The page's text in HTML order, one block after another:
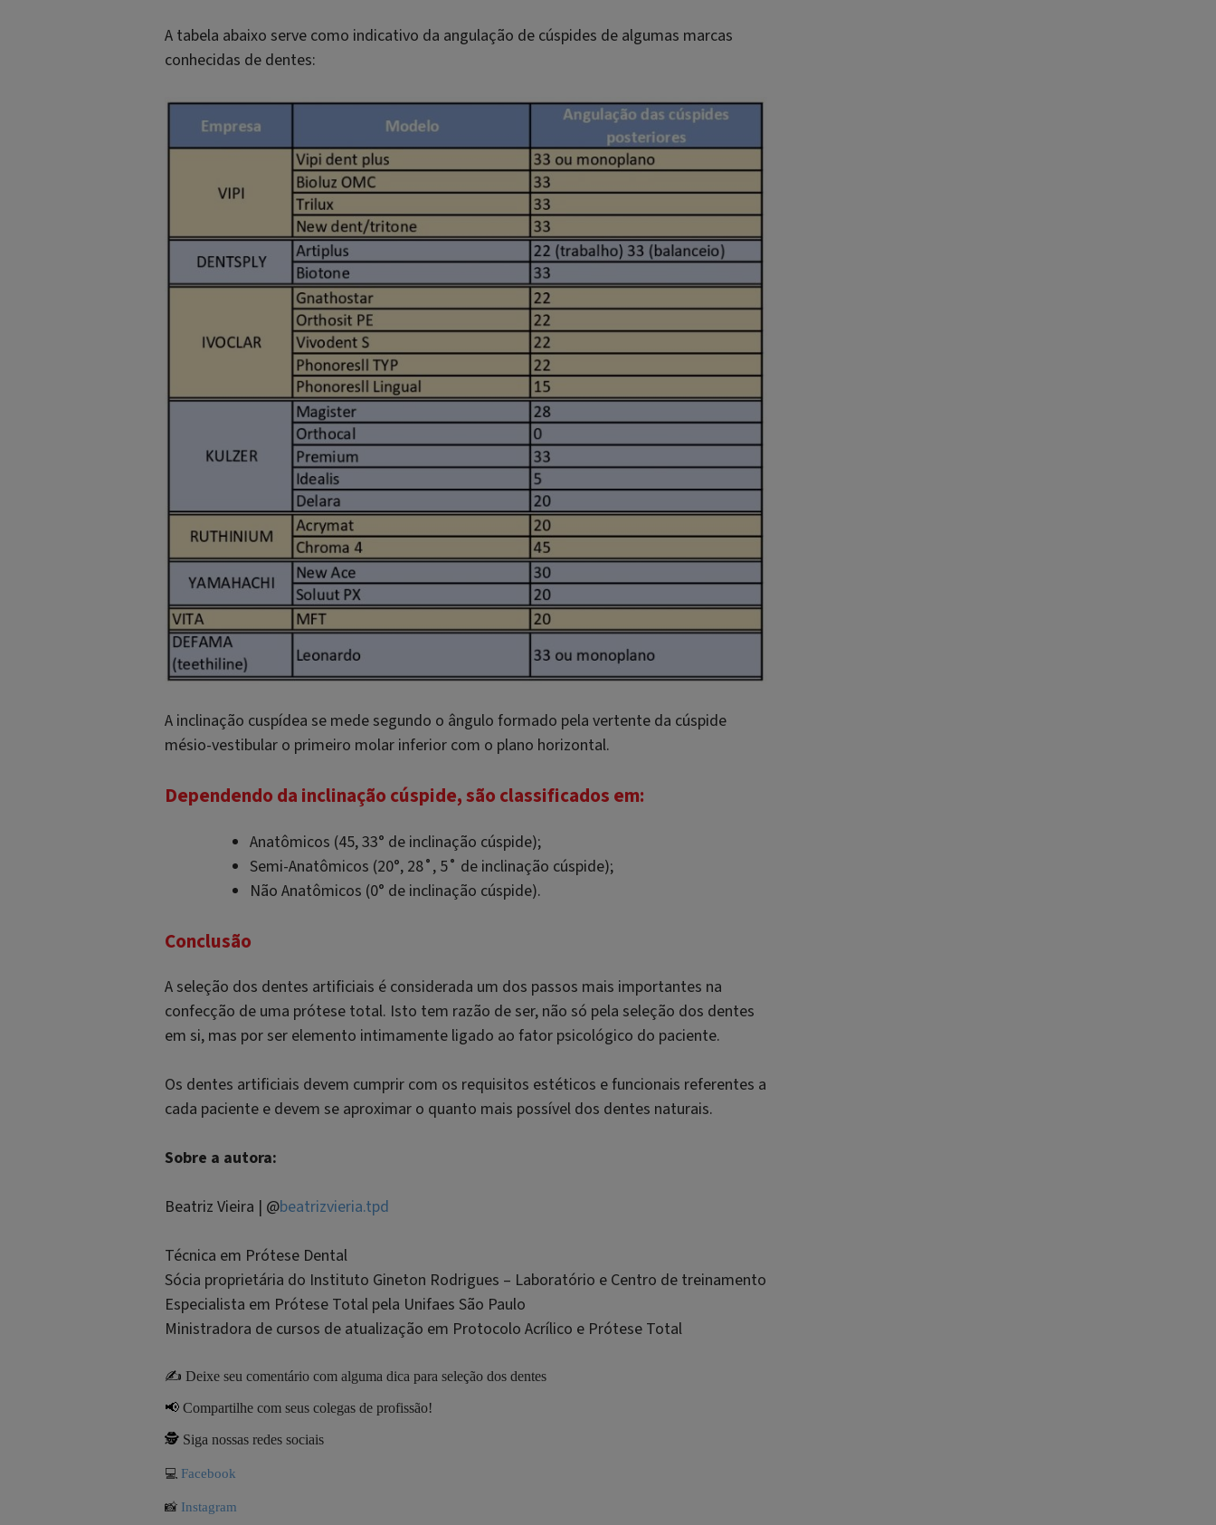
A tabela abaixo serve como indicativo da angulação de cúspides de algumas marcas
conhecidas de dentes:
A inclinação cuspídea se mede segundo o ângulo formado pela vertente da cúspide
mésio-vestibular o primeiro molar inferior com o plano horizontal.
Dependendo da inclinação cúspide, são classificados em:
Anatômicos (45, 33° de inclinação cúspide);
Semi-Anatômicos (20°, 28˚, 5˚ de inclinação cúspide);
Não Anatômicos (0° de inclinação cúspide).
Conclusão
A seleção dos dentes artificiais é considerada um dos passos mais importantes na
confecção de uma prótese total. Isto tem razão de ser, não só pela seleção dos dentes
em si, mas por ser elemento intimamente ligado ao fator psicológico do paciente.
Os dentes artificiais devem cumprir com os requisitos estéticos e funcionais referentes a
cada paciente e devem se aproximar o quanto mais possível dos dentes naturais.
Sobre a autora:
Beatriz Vieira | @beatrizvieria.tpd
Técnica em Prótese Dental
Sócia proprietária do Instituto Gineton Rodrigues – Laboratório e Centro de treinamento
Especialista em Prótese Total pela Unifaes São Paulo
Ministradora de cursos de atualização em Protocolo Acrílico e Prótese Total
✍️ Deixe seu comentário com alguma dica para seleção dos dentes
📢 Compartilhe com seus colegas de profissão!
🕵 Siga nossas redes sociais
💻 Facebook
📸 Instagram